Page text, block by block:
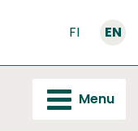
FI EN
Menu